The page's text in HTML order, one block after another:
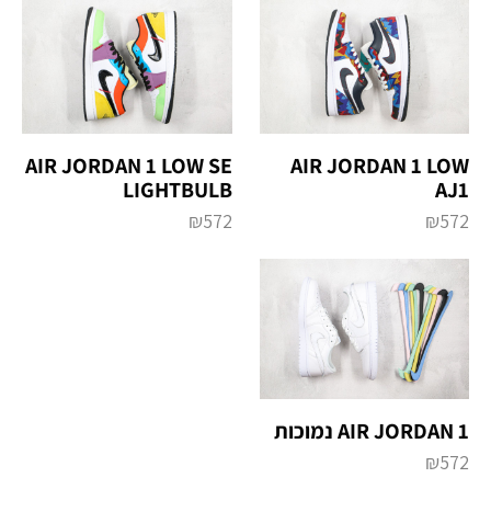
AIR JORDAN 1 LOW
AJ1
₪572
AIR JORDAN 1 LOW SE
LIGHTBULB
₪572
AIR JORDAN 1 נמוכות
₪572